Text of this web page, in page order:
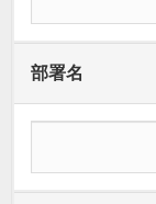
部署名